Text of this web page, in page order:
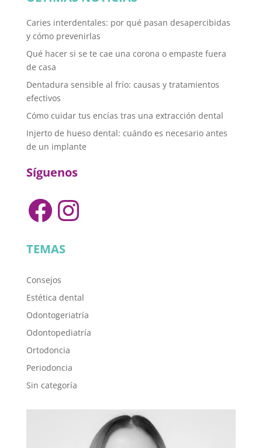
Caries interdentales: por qué pasan desapercibidas
y cómo prevenirlas
Qué hacer si se te cae una corona o empaste fuera
de casa
Dentadura sensible al frío: causas y tratamientos
efectivos
Cómo cuidar tus encías tras una extracción dental
Injerto de hueso dental: cuándo es necesario antes
de un implante
Síguenos
Facebook
Instagram
TEMAS
Consejos
Estética dental
Odontogeriatría
Odontopediatría
Ortodoncia
Periodoncia
Sin categoría